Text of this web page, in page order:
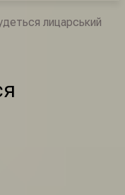
лицарський